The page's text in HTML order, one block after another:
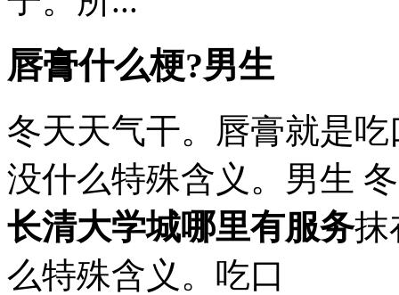
唇膏什么梗?男生
冬天天气干。唇膏就是
没什么特殊含义。男生
长清大学城哪里有服务抹
么特殊含义。吃口